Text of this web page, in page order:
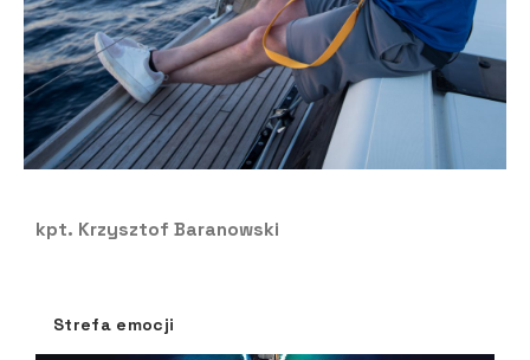
kpt. Krzysztof Baranowski
Strefa emocji